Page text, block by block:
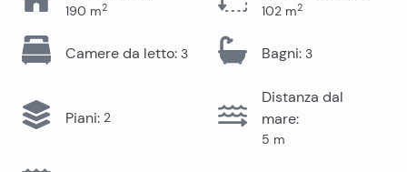
190 m2 102 m2
Camere da letto: 3 Bagni: 3
Piani: 2
Distanza dal
mare:
5 m